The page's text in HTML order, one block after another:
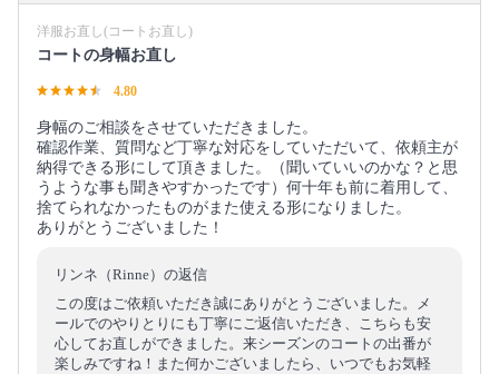
洋服お直し(コートお直し)
コートの身幅お直し
4.80
身幅のご相談をさせていただきました。
確認作業、質問など丁寧な対応をしていただいて、依頼主が
納得できる形にして頂きました。（聞いていいのかな？と思
うような事も聞きやすかったです）何十年も前に着用して、
捨てられなかったものがまた使える形になりました。
ありがとうございました！
リンネ（Rinne）の返信
この度はご依頼いただき誠にありがとうございました。メ
ールでのやりとりにも丁寧にご返信いただき、こちらも安
心してお直しができました。来シーズンのコートの出番が
楽しみですね！また何かございましたら、いつでもお気軽